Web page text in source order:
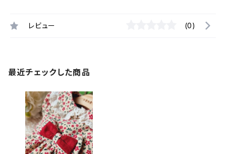
レビュー (0)
最近チェックした商品